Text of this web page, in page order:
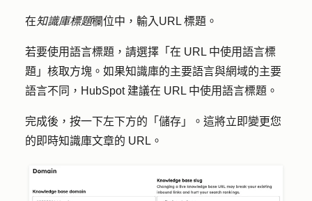
在知識庫標題欄位中，輸入 URL 標題。
若要使用語言標題，請選擇「 在 URL 中使用語言標
題 」核取方塊。如果知識庫的主要語言與網域的主要
語言不同，HubSpot 建議在 URL 中使用語言標題。
完成後，按一下左下方的 「儲存」
。這將立即變更您
的即時知識庫文章的 URL。